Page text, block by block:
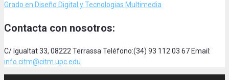
Grado en Diseño Digital y Tecnologias Multimedia
Contacta con nosotros:
C/ Igualtat 33, 08222 Terrassa Teléfono:(34) 93 112 03 67 Email:
info.citm@citm.upc.edu